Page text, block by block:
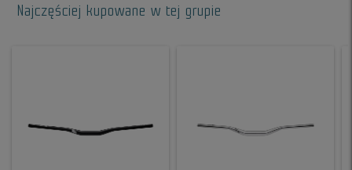
Najczęściej kupowane w tej grupie